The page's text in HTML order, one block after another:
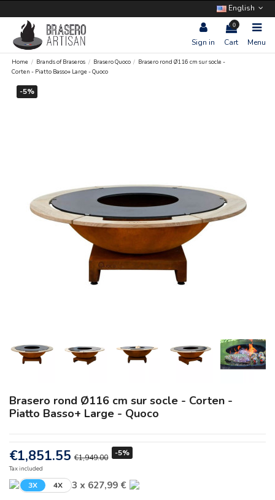
English
Sign in
0
Cart Menu
Home Brands of Braseros Brasero Quoco
Brasero rond Ø116 cm sur socle -
Corten - Piatto Basso+ Large - Quoco
-5%
Brasero rond Ø116 cm sur socle - Corten -
Piatto Basso+ Large - Quoco
€1,851.55 €1,949.00 -5%
Tax included
3X 4X 3 x 627,99 €